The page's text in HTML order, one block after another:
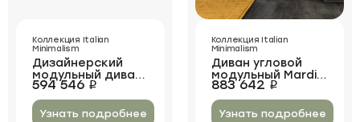
Дизайнерский
модульный диван
Dalaman
Коллекция Italian
Minimalism
594 546 i
Узнать подробнее
Диван угловой
модульный Mardin
Corner
Коллекция Italian
Minimalism
883 642 i
Узнать подробнее